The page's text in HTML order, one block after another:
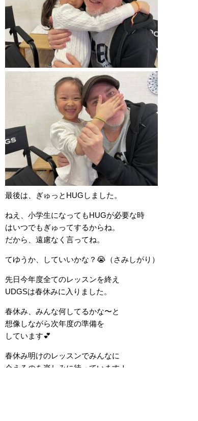
最後は、ぎゅっとHUGしました。
ねえ、小学生になってもHUGが必要な時
はいつでもぎゅってするからね。
だから、遠慮なく言ってね。
てゆうか、していいかな？😭（さみしがり）
先日今年度全てのレッスンを終え
UDGSは春休みに入りました。
春休み、みんな何してるかな〜と
想像しながら次年度の準備を
しています💕
春休み明けのレッスンでみんなに
会えるのを楽しみに待っています！